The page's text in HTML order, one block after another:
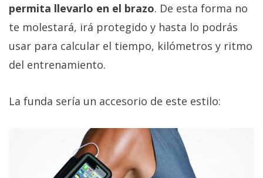
permita llevarlo en el brazo. De esta forma no
te molestará, irá protegido y hasta lo podrás
usar para calcular el tiempo, kilómetros y ritmo
del entrenamiento.
La funda sería un accesorio de este estilo: